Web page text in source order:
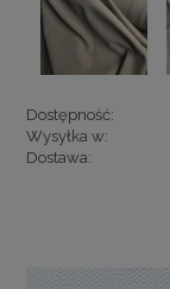
Dostępność:
Wysyłka w:
Dostawa:
Cena nie